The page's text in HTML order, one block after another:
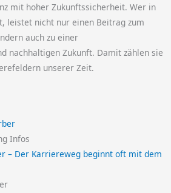
mit hoher Zukunftssicherheit. Wer in
leistet nicht nur einen Beitrag zum
auch zu einer
nachhaltigen Zukunft. Damit zählen sie
unserer Zeit.
Infos
– Der Karriereweg beginnt oft mit dem